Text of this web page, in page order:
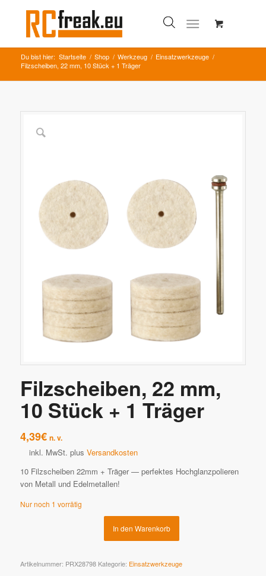
Du bist hier: Startseite / Shop / Werkzeug / Einsatzwerkzeuge /
Filzscheiben, 22 mm, 10 Stück + 1 Träger
Filzscheiben, 22 mm,
10 Stück + 1 Träger
4,39€ n. v.
inkl. MwSt. plus Versandkosten
10 Filzscheiben 22mm + Träger — perfektes Hochglanzpolieren
von Metall und Edelmetallen!
Nur noch 1 vorrätig
In den Warenkorb
Artikelnummer: PRX28798 Kategorie: Einsatzwerkzeuge